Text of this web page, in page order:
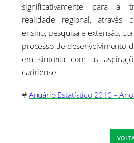
significativamente para a
realidade regional, através
ensino, pesquisa e extensão,
processo de desenvolvimento
em sintonia com as
caririense.
#Anuário Estatístico 2016 –